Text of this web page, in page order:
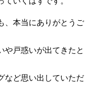
、本当にありがとうご
や戸惑いが出てきたと
など思い出していただ